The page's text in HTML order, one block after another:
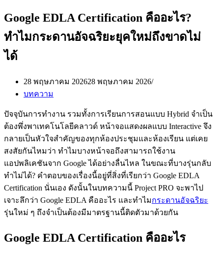
Google EDLA Certification คืออะไร?
ทำไมกระดานอัจฉริยะยุคใหม่ถึงขาดไม่
ได้
28 พฤษภาคม 202628 พฤษภาคม 2026
บทความ
ปัจจุบันการทำงาน รวมทั้งการเรียนการสอนแบบ Hybrid จำเป็น
ต้องพึ่งพาเทคโนโลยีคลาวด์ หน้าจอแสดงผลแบบ Interactive จึง
กลายเป็นหัวใจสำคัญของทุกห้องประชุมและห้องเรียน แต่เคย
สงสัยกันไหมว่า ทำไมบางหน้าจอถึงสามารถใช้งาน
แอปพลิเคชันจาก Google ได้อย่างลื่นไหล ในขณะที่บางรุ่นกลับ
ทำไม่ได้? คำตอบของเรื่องนี้อยู่ที่สิ่งที่เรียกว่า Google EDLA
Certification นั่นเอง ดังนั้นในบทความนี้ Project PRO จะพาไป
เจาะลึกว่า Google EDLA คืออะไร และทำไมกระดานอัจฉริยะ
รุ่นใหม่ ๆ ถึงจำเป็นต้องมีมาตรฐานนี้ติดตัวมาด้วยกัน
Google EDLA Certification คืออะไร